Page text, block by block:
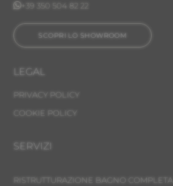
+39 350 504 82 22
SCOPRI LO SHOWROOM
LEGAL
PRIVACY POLICY
COOKIE POLICY
SERVIZI
RISTRUTTURAZIONE BAGNO COMPLETA